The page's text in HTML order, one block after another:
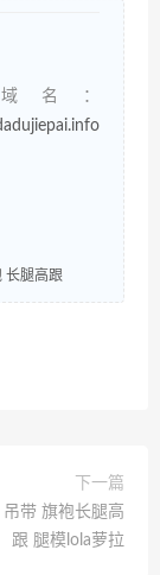
名：
长腿高跟
下一篇
带 旗袍长腿高
跟 腿模lola萝拉